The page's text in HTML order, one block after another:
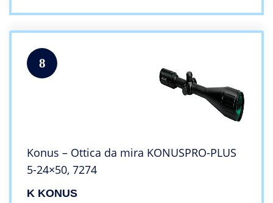
8
Konus – Ottica da mira KONUSPRO-PLUS
5-24×50, 7274
K KONUS